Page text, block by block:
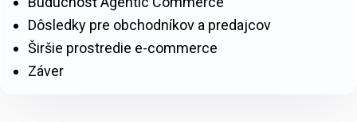
Dôsledky pre obchodníkov a predajcov
Širšie prostredie e-commerce
Záver